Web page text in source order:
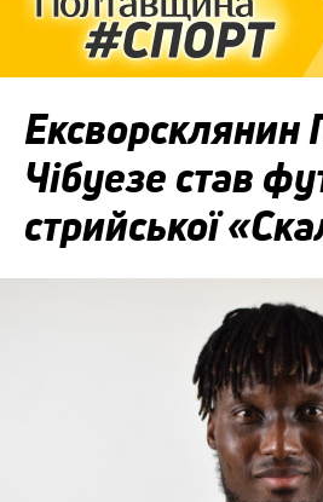
Ексворсклянин
Чібуезе став
стрийської